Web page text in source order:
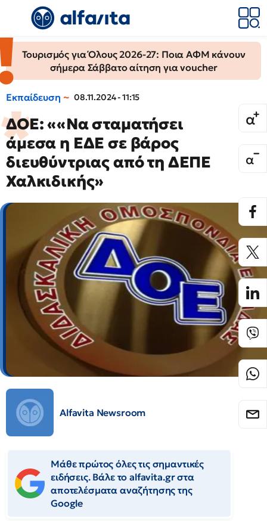
Τουρισμός για Όλους 2026-27: Ποια ΑΦΜ κάνουν
σήμερα Σάββατο αίτηση για voucher
Εκπαίδευση 08.11.2024 - 11:15
ΔΟΕ: ««Να σταματήσει
άμεσα η ΕΔΕ σε βάρος
διευθύντριας από τη ΔΕΠΕ
Χαλκιδικής»
Alfavita Newsroom
Μάθε πρώτος όλες τις σημαντικές
ειδήσεις. Βάλε το alfavita.gr στα
αποτελέσματα αναζήτησης της
Google